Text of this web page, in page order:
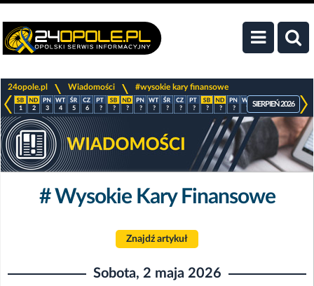
24opole.pl Wiadomości #wysokie kary finansowe
1 2 3 4 5 6 ? ? ? ? ? ? ? ? ? ? ? ? ? ? ?
SIERPIEŃ 2026
# Wysokie Kary Finansowe
Znajdź artykuł
Sobota, 2 maja 2026